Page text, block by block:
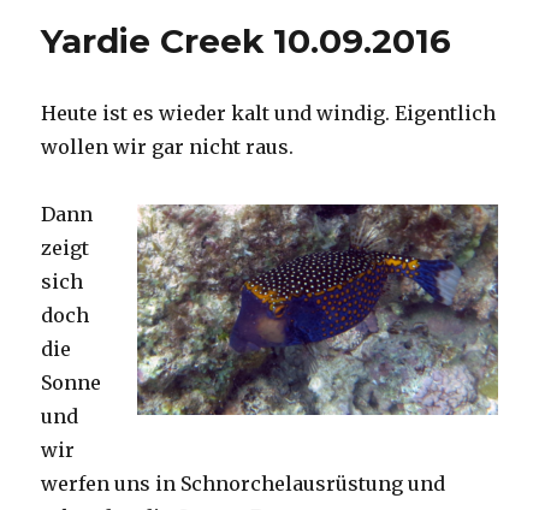
Yardie Creek 10.09.2016
Heute ist es wieder kalt und windig. Eigentlich
wollen wir gar nicht raus.
Dann
zeigt
sich
doch
die
Sonne
und
wir
werfen uns in Schnorchelausrüstung und